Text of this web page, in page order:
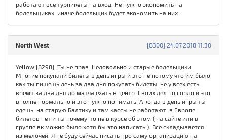
работают все турникеты на вход. Не нужно экономить на
болельщиках, иначе болельщик будет экономить на них.
[8300] 24.07.2018 11:30
North West
Yellow [8298], Ты не прав. Недовольно и старые болельщики.
Многие покупали билеты в день игры и это не потому что им было
как ты пишешь лень за два дня покупать билеты, не у всех есть
время за два дня до матча ехать в центр. Своих дел по горло и это
вполне нормально и это нужно понимать. А когда в день игры ты
едешь на старую Балтику и там кассы не работают, в Европе
билетов нет и ты почему-то не в курсе об этом ( на сайте или в
группе вк можно было хотя бы это написать ). Всё складывается
из мелочей. Я не буду сейчас писать про саму организацию на